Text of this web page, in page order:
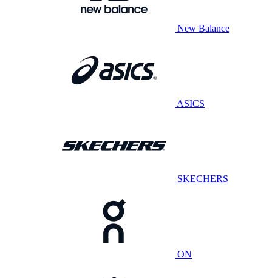
New Balance
ASICS
SKECHERS
ON